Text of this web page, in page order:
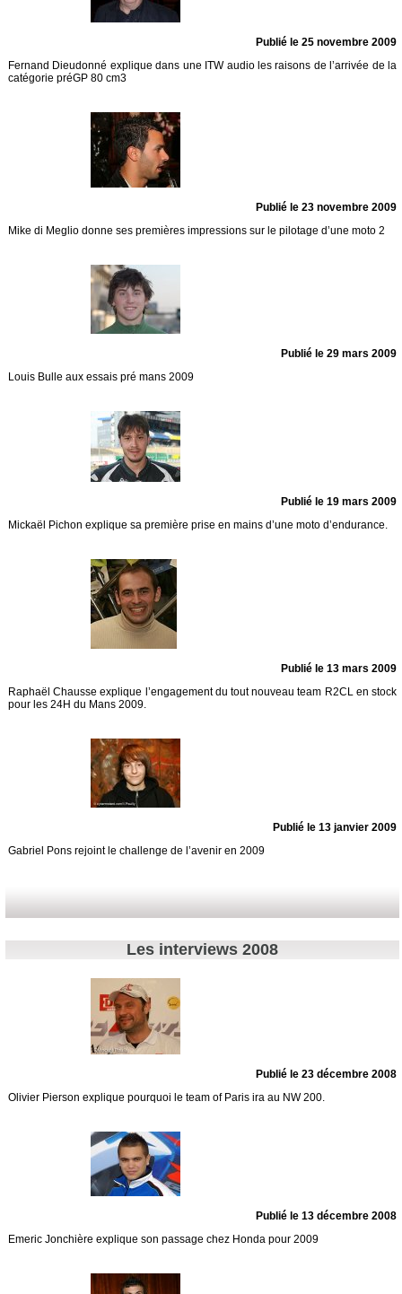
Publié le 25 novembre 2009
Fernand Dieudonné explique dans une ITW audio les raisons de l’arrivée de la
catégorie préGP 80 cm3
Publié le 23 novembre 2009
Mike di Meglio donne ses premières impressions sur le pilotage d’une moto 2
Publié le 29 mars 2009
Louis Bulle aux essais pré mans 2009
Publié le 19 mars 2009
Mickaël Pichon explique sa première prise en mains d’une moto d’endurance.
Publié le 13 mars 2009
Raphaël Chausse explique l’engagement du tout nouveau team R2CL en stock
pour les 24H du Mans 2009.
Publié le 13 janvier 2009
Gabriel Pons rejoint le challenge de l’avenir en 2009
Les interviews 2008
Publié le 23 décembre 2008
Olivier Pierson explique pourquoi le team of Paris ira au NW 200.
Publié le 13 décembre 2008
Emeric Jonchière explique son passage chez Honda pour 2009